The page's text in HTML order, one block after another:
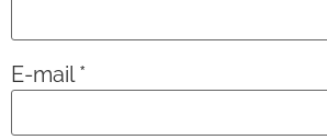
E-mail*